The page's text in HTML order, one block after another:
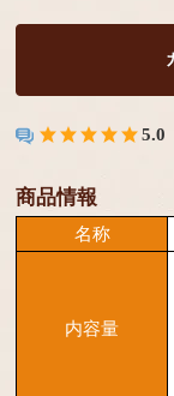
5.0
商品情報
名称
内容量